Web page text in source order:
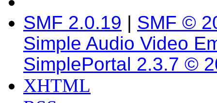
SMF 2.0.19 | SMF ©
Simple Audio Video
SimplePortal 2.3.7 ©
XHTML